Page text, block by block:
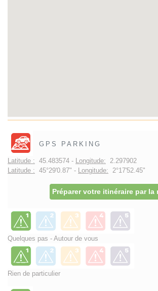
GPS PARKING
Latitude : 45.483574 - Longitude: 2.297902
Latitude : 45°29'0.87" - Longitude: 2°17'52.45"
Préparer votre itinéraire par la
Quelques pas - Autour de vous
Rien de particulier